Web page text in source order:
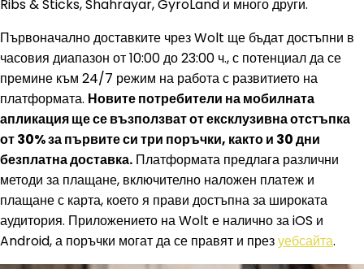
Ribs & Sticks, Shahrayar, GyroLand и много други.
Първоначално доставките чрез Wolt ще бъдат достъпни в
часовия диапазон от 10:00 до 23:00 ч., с потенциал да се
премине към 24/7 режим на работа с развитието на
платформата. Новите потребители на мобилната
апликация ще се възползват от ексклузивна отстъпка
от 30% за първите си три поръчки, както и 30 дни
безплатна доставка. Платформата предлага различни
методи за плащане, включително наложен платеж и
плащане с карта, което я прави достъпна за широката
аудитория. Приложението на Wolt е налично за iOS и
Android, а поръчки могат да се правят и презуебсайта.